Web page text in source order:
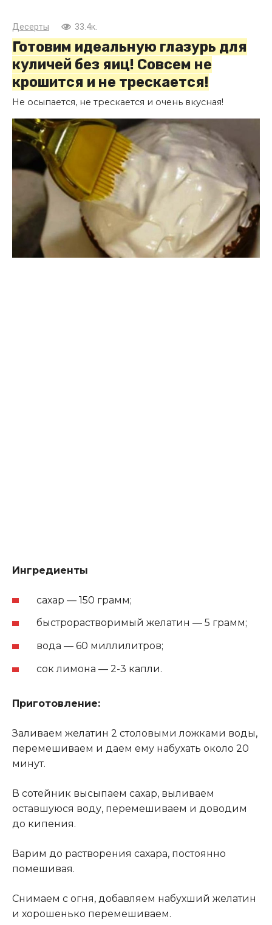
Десерты 33.4к.
Готовим идеальную глазурь для
куличей без яиц! Совсем не
крошится и не трескается!
Не осыпается, не трескается и очень вкусная!
Ингредиенты
сахар — 150 грамм;
быстрорастворимый желатин — 5 грамм;
вода — 60 миллилитров;
сок лимона — 2-3 капли.
Приготовление:
Заливаем желатин 2 столовыми ложками воды,
перемешиваем и даем ему набухать около 20
минут.
В сотейник высыпаем сахар, выливаем
оставшуюся воду, перемешиваем и доводим
до кипения.
Варим до растворения сахара, постоянно
помешивая.
Снимаем с огня, добавляем набухший желатин
и хорошенько перемешиваем.